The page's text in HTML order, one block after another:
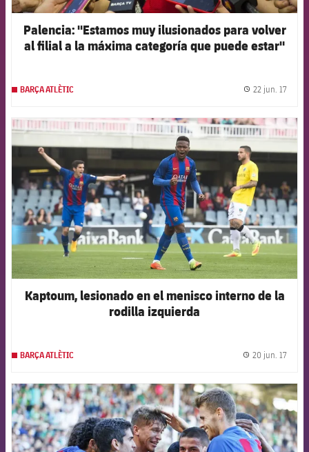
Palencia: "Estamos muy ilusionados para volver
al filial a la máxima categoría que puede estar"
BARÇA ATLÈTIC 22 jun. 17
FCB Barcelona badge
Kaptoum, lesionado en el menisco interno de la
rodilla izquierda
BARÇA ATLÈTIC 20 jun. 17
FCB Barcelona badge